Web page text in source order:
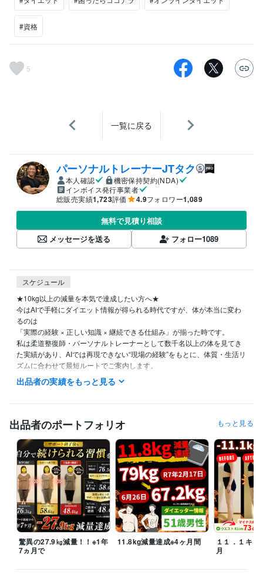
#資格
5
一覧に戻る
パーソナルトレーナーJTタク
本人確認
機密保持契約(NDA)
インボイス発行事業者
総販売実績1,723評価 4.9フォロワー1,089
無料で見積り相談
メッセージを送る
フォロー1089
スケジュール
★10kg以上の減量を本気で達成したい方へ★
今はAIで手軽にダイエット情報が得られる時代ですが、体が本当に変わ
るのは
「実際の経験 × 正しい知識 × 継続できる仕組み」が揃った時です。
私は柔道整復師・パーソナルトレーナーとして数千名以上の体を見てき
た実績があり、AIでは再現できない“現場の経験”をもとに、体質・生活リ
ズムに合わせて最短ルートでご案内します。
この時代のAIで管理を効率化しつつ、停滞期の突破やメンタル面のサポ
る1ヶ月を全力でサポートします。
★ご購入ご検討の方へお知らせ★
ご購入についてご不明な点やご不安なことがありましたらお気軽にメッ
セージにてご連絡お待ちしております。
★対応スケジュール★
月〜金：早朝＋空いた時間に返信
土日祝：休日ですが、空いた時間に返信
平日19〜21時：家族時間のため返信は21時以降
出品者の実績をもっと見る
出品者のポートフォリオ もっと見る
驚異の27.9㎏減量！！※1年
7ヵ月で
11.8kg減量達成※4ヶ月間
１１．１キ
月